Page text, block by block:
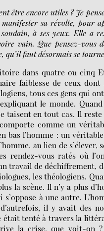
être encore utiles ? Je
sa révolte, pour
à ses yeux. Elle a
vain. Que pensez-
qu’il faut désormais se
dans quatre ou cinq
faiblesse de ceux
tous ces gens qui
le monde.
taisent en tout cas. Il
comme un
bas l’homme : un
au lieu de s’élever,
rendez-vous ratés où
travail de déchiffrement,
les théologiens.
la scène. Il n’y a plus
à une autre.
il y avait des
tenté à travers la
la crise, que voit-on